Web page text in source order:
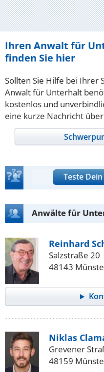
Ihren Anwalt für
finden Sie hier
Sollten Sie Hilfe bei Ihrer
Anwalt für Unterhalt
kostenlos und
eine kurze Nachricht
Teste
Anwälte für
Reinhard
Salzstraße 20
48143
Niklas
Grevener
48159